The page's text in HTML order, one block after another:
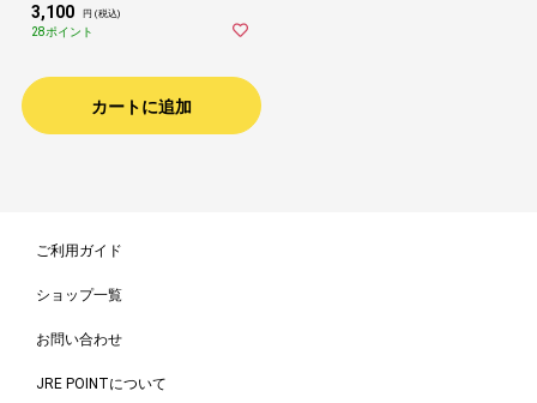
3,100 円 (税込)
28ポイント
カートに追加
ご利用ガイド
ショップ一覧
お問い合わせ
JRE POINTについて